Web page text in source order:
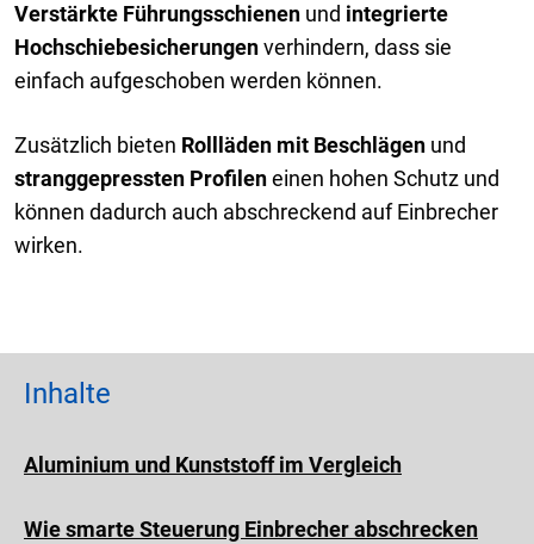
Verstärkte Führungsschienen und integrierte
Hochschiebesicherungenverhindern, dass sie
einfach aufgeschoben werden können.
Zusätzlich bieten Rollläden mit Beschlägen und
stranggepressten Profileneinen hohen Schutz und
können dadurch auch abschreckend auf Einbrecher
wirken.
Inhalte
Aluminium und Kunststoff im Vergleich
Wie smarte Steuerung Einbrecher abschrecken